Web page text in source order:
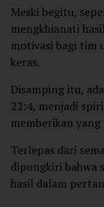
Meski begitu,
mengkhianati
motivasi bagi tim
keras.
Disamping itu,
22:4, menjadi
memberikan
Terlepas dari
dipungkiri bahwa
hasil dalam